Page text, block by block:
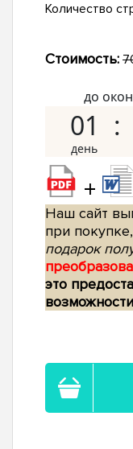
Количество
Стоимость:
до
01
+
Наш сайт
при покупке,
подарок
это